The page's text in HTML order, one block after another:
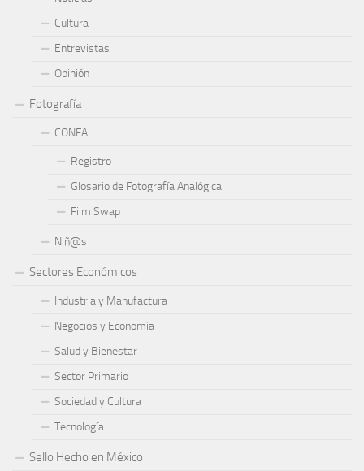
Cultura
Entrevistas
Opinión
Fotografía
CONFA
Registro
Glosario de Fotografía Analógica
Film Swap
Niñ@s
Sectores Económicos
Industria y Manufactura
Negocios y Economía
Salud y Bienestar
Sector Primario
Sociedad y Cultura
Tecnología
Sello Hecho en México